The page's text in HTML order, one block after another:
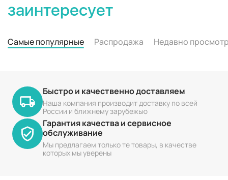
заинтересует
Самые популярные Распродажа Недавно
Быстро и качественно доставляем
Наша компания производит доставку по всей
России и ближнему зарубежью
Гарантия качества и сервисное
обслуживание
Мы предлагаем только те товары, в качестве
которых мы уверены